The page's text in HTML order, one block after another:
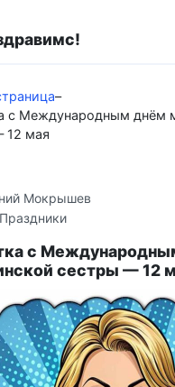
–
с Международным днём
12 мая
Мокрышев
Праздники
с
сестры — 12